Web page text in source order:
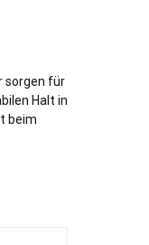
sorgen für
Halt in
beim